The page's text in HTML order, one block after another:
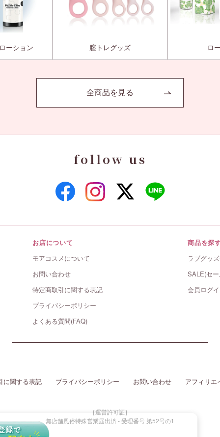
ーション 膣トレグッズ ロ
全商品を見る
follow us
お店について
モアコスメについて
お問い合わせ
特定商取引に関する表記
プライバシーポリシー
よくある質問(FAQ)
商品を探
ラブグッ
SALE(セ
会員ログ
に関する表記 プライバシーポリシー お問い合わせ アフィリエ
［運営許可証］
無店舗風俗特殊営業届出済 - 受理番号 第52号の1